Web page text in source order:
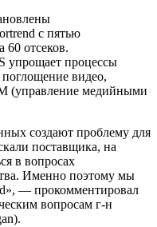
с пятью
отсеков.
упрощает процессы
видео,
(управление медийными
создают проблему для
поставщика, на
в вопросах
Именно поэтому мы
— прокомментировал
вопросам г-н